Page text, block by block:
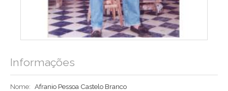
Informações
Nome: Afranio Pessoa Castelo Branco